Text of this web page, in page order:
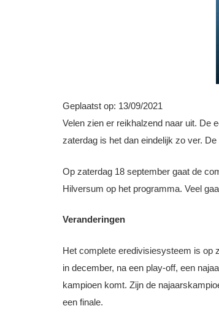
Geplaatst op: 13/09/2021
Velen zien er reikhalzend naar uit. De
zaterdag is het dan eindelijk zo ver.
Op zaterdag 18 september gaat de
Hilversum op het programma. Veel
Veranderingen
Het complete eredivisiesysteem is op
in december, na een play-off, een
kampioen komt. Zijn de
een finale.